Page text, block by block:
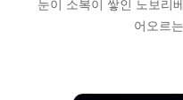
눈이 소복이 쌓인 노보리
어오르